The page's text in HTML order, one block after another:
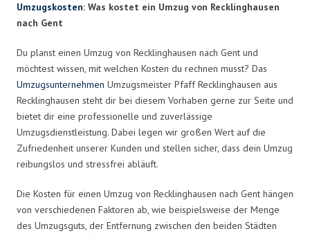
Umzugskosten: Was kostet ein Umzug von Recklinghausen
nach Gent
Du planst einen Umzug von Recklinghausen nach Gent und
möchtest wissen, mit welchen Kosten du rechnen musst? Das
Umzugsunternehmen Umzugsmeister Pfaff Recklinghausen aus
Recklinghausen steht dir bei diesem Vorhaben gerne zur Seite und
bietet dir eine professionelle und zuverlässige
Umzugsdienstleistung. Dabei legen wir großen Wert auf die
Zufriedenheit unserer Kunden und stellen sicher, dass dein Umzug
reibungslos und stressfrei abläuft.
Die Kosten für einen Umzug von Recklinghausen nach Gent hängen
von verschiedenen Faktoren ab, wie beispielsweise der Menge
des Umzugsguts, der Entfernung zwischen den beiden Städten